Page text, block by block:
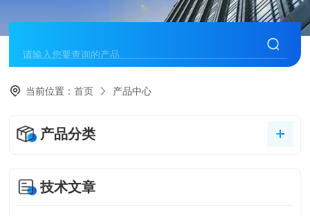
当前位置：首页 产品中心
产品分类
技术文章